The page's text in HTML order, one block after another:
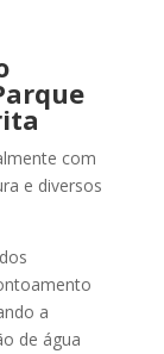
com
e diversos
a
de água